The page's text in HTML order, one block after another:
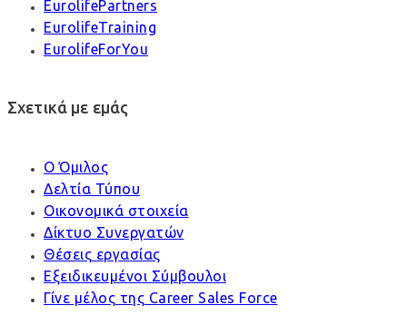
EurolifePartners
EurolifeTraining
EurolifeForYou
Σχετικά με εμάς
Ο Όμιλος
Δελτία Τύπου
Οικονομικά στοιχεία
Δίκτυο Συνεργατών
Θέσεις εργασίας
Εξειδικευμένοι Σύμβουλοι
Γίνε μέλος της Career Sales Force